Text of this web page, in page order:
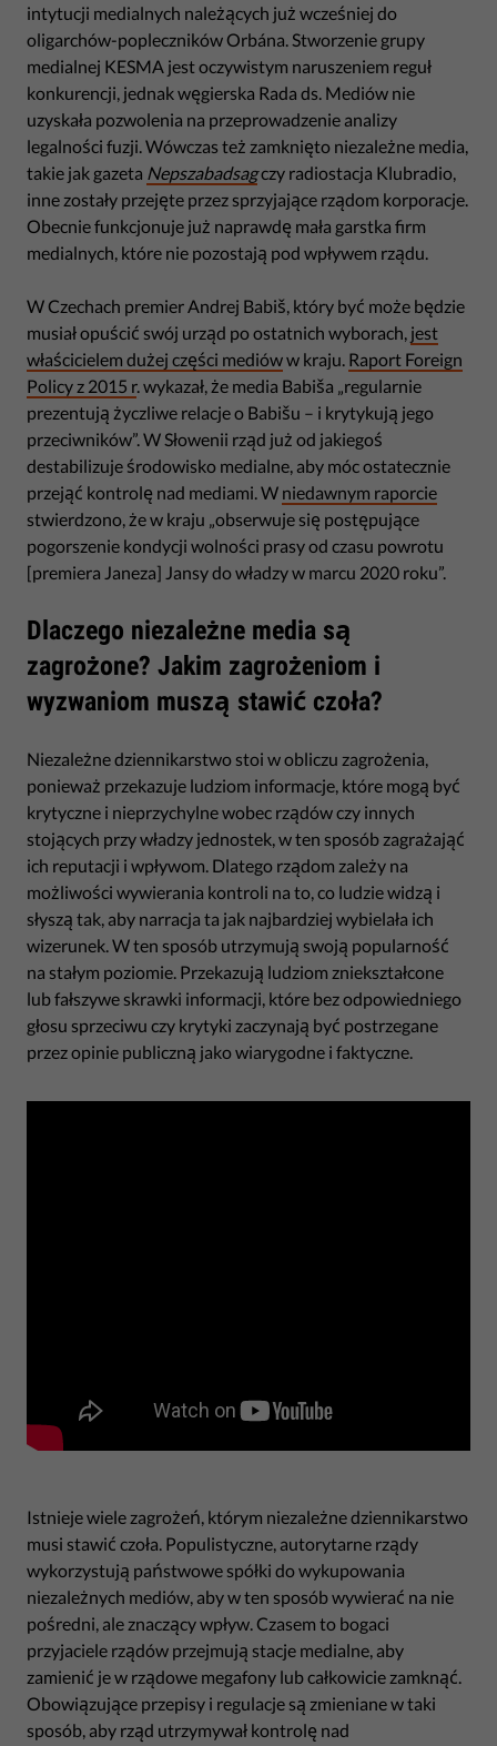
intytucji medialnych należących już wcześniej do
oligarchów-popleczników Orbána. Stworzenie grupy
medialnej KESMA jest oczywistym naruszeniem reguł
konkurencji, jednak węgierska Rada ds. Mediów nie
uzyskała pozwolenia na przeprowadzenie analizy
legalności fuzji. Wówczas też zamknięto niezależne media,
takie jak gazeta Nepszabadsagczy radiostacja Klubradio,
inne zostały przejęte przez sprzyjające rządom korporacje.
Obecnie funkcjonuje już naprawdę mała garstka firm
medialnych, które nie pozostają pod wpływem rządu.
W Czechach premier Andrej Babiš, który być może będzie
musiał opuścić swój urząd po ostatnich wyborach, jest
właścicielem dużej części medióww kraju. Raport Foreign
Policy z 2015 r. wykazał, że media Babiša „regularnie
prezentują życzliwe relacje o Babišu – i krytykują jego
przeciwników”. W Słowenii rząd już od jakiegoś
destabilizuje środowisko medialne, aby móc ostatecznie
przejąć kontrolę nad mediami. W niedawnym raporcie
stwierdzono, że w kraju „obserwuje się postępujące
pogorszenie kondycji wolności prasy od czasu powrotu
[premiera Janeza] Jansy do władzy w marcu 2020 roku”.
Dlaczego niezależne media są
zagrożone? Jakim zagrożeniom i
wyzwaniom muszą stawić czoła?
Niezależne dziennikarstwo stoi w obliczu zagrożenia,
ponieważ przekazuje ludziom informacje, które mogą być
krytyczne i nieprzychylne wobec rządów czy innych
stojących przy władzy jednostek, w ten sposób zagrażająć
ich reputacji i wpływom. Dlatego rządom zależy na
możliwości wywierania kontroli na to, co ludzie widzą i
słyszą tak, aby narracja ta jak najbardziej wybielała ich
wizerunek. W ten sposób utrzymują swoją popularność
na stałym poziomie. Przekazują ludziom zniekształcone
lub fałszywe skrawki informacji, które bez odpowiedniego
głosu sprzeciwu czy krytyki zaczynają być postrzegane
przez opinie publiczną jako wiarygodne i faktyczne.
Istnieje wiele zagrożeń, którym niezależne dziennikarstwo
musi stawić czoła. Populistyczne, autorytarne rządy
wykorzystują państwowe spółki do wykupowania
niezależnych mediów, aby w ten sposób wywierać na nie
pośredni, ale znaczący wpływ. Czasem to bogaci
przyjaciele rządów przejmują stacje medialne, aby
zamienić je w rządowe megafony lub całkowicie zamknąć.
Obowiązujące przepisy i regulacje są zmieniane w taki
sposób, aby rząd utrzymywał kontrolę nad